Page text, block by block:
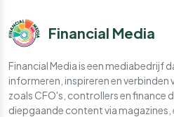
Financial Media
Financial Media is een mediabedrijf
informeren, inspireren en verbinden
zoals CFO's, controllers en finance
diepgaande content via